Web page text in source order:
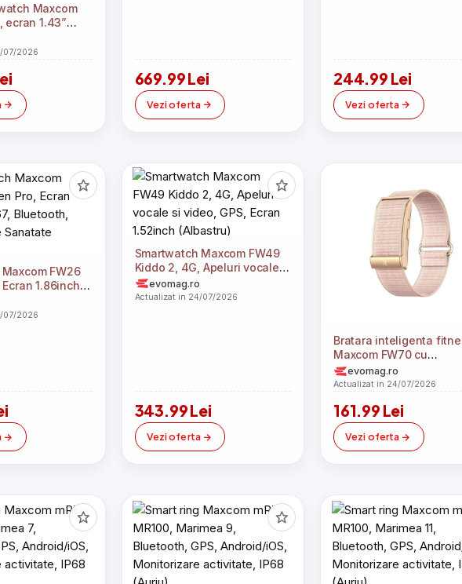
Maxcom
ecran 1.43”
466×466,
Notificari,
Pentru
Sanatatii,
Sport, 2
(Negru)
07/2026
669.99 Lei
Vezi oferta
244.99 Lei
Vezi oferta
FW26
1.86inch,
Monitorizare
07/2026
Smartwatch Maxcom FW49
Kiddo 2, 4G, Apeluri vocale
si video, GPS, Ecran 1.52inch
(Albastru)
evomag.ro
Actualizat in 24/07/2026
343.99 Lei
Vezi oferta
Bratara inteligenta
Maxcom FW70 cu
monitorizare puls,
arteriala, SpO2, somn,
sport, notificari
apeluri/WhatsApp,
la apa IP68, incarcare
magnetica, compatibila
evomag.ro
Actualizat in 24/07/2026
161.99 Lei
Vezi oferta